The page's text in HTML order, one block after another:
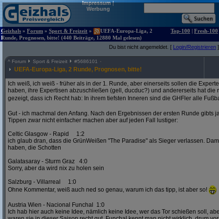
Impressum|
Werbung
Geizhals » Forum » Sport & Freizeit »
UEFA-Europa-Liga, 2
Runde, Prognosen, bitte! (440 Beiträge, 12880 Mal gelesen)
Top-100 | Fresh-100
Du bist nicht angemeldet. [ Login/Registrieren ]
^ Forum Sport & Freizeit #5686101
UEFA-Europa-Liga, 2 Runde, Prognosen, bitte!
Ich weiß, ich weiß - früher als in der 1. Runde, aber einerseits sollen die
haben, ihre Expertisen abzuschließen (gell, ducduc?) und andererseits hat die
gezeigt, dass ich Recht hab: In ihrem tiefsten Inneren sind die GHFler alle
Gut - ich machmal den Anfang. Nach den Ergebnissen der ersten Runde gibts
Tippen zwar nicht einfacher machen aber auf jeden Fall lustiger:
Celtic Glasgow - Rapid 1:2
ich glaub dran, dass die GrünWeißen "The Paradise" als Sieger verlassen.
haben, die Schotten
Galatasaray - Sturm Graz 4:0
Sorry, aber da wird nix zu holen sein
Salzburg - Villarreal 1:0
Ohne Kommentar, weiß auch ned so genau, warum ich das tipp, ist aber so!
Austria Wien - Nacional Funchal 1:0
Ich hab hier auch keine Idee, nämlich keine Idee, wer das Tor schießen soll,